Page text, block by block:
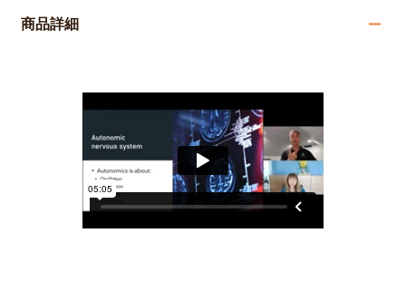
商品詳細